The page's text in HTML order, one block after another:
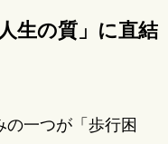
生の質」に直結
一つが「歩行困